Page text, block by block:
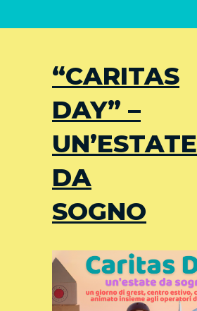
“CARITAS
DAY” –
UN’ESTATE
DA
SOGNO